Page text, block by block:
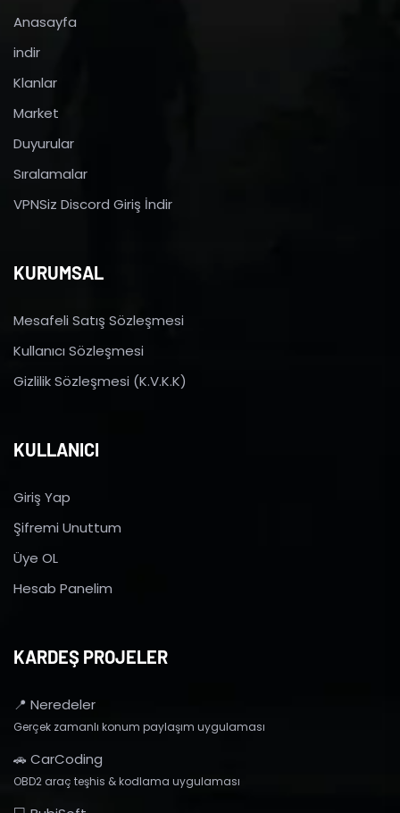
Anasayfa
indir
Klanlar
Market
Duyurular
Sıralamalar
VPNSiz Discord Giriş İndir
KURUMSAL
Mesafeli Satış Sözleşmesi
Kullanıcı Sözleşmesi
Gizlilik Sözleşmesi (K.V.K.K)
KULLANICI
Giriş Yap
Şifremi Unuttum
Üye OL
Hesab Panelim
KARDEŞ PROJELER
📍 Neredeler
Gerçek zamanlı konum paylaşım uygulaması
🚗 CarCoding
OBD2 araç teşhis & kodlama uygulaması